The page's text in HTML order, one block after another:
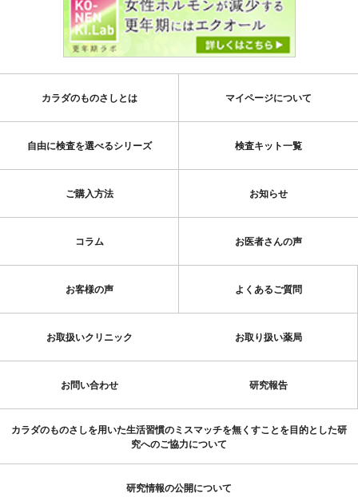
カラダのものさしとは マイページについて
自由に検査を選べるシリーズ 検査キット一覧
ご購入方法 お知らせ
コラム お医者さんの声
お客様の声 よくあるご質問
お取扱いクリニック お取り扱い薬局
お問い合わせ 研究報告
カラダのものさしを用いた生活習慣のミスマッチを無くすことを目的とした研
究へのご協力について
研究情報の公開について